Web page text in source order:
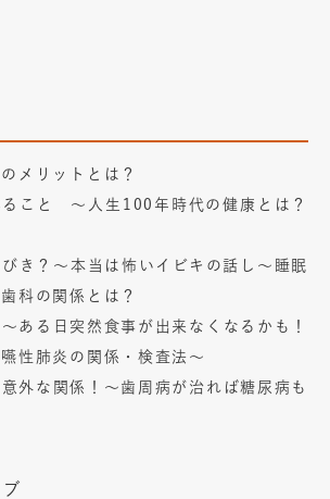
メリットとは？
ること ～人生100年時代の健康とは？
き？～本当は怖いイビキの話し～睡眠
科の関係とは？
ある日突然食事が出来なくなるかも！
性肺炎の関係・検査法～
外な関係！～歯周病が治れば糖尿病も